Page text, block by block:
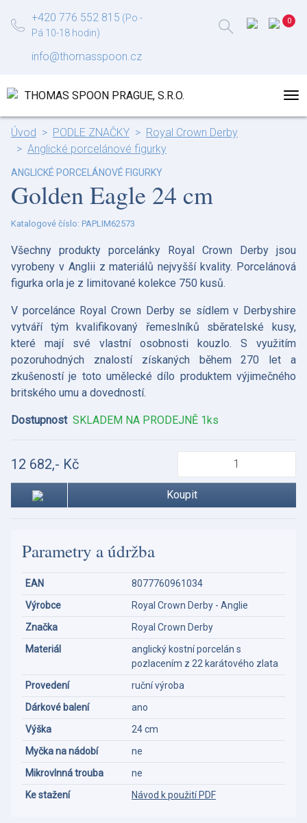
+420 776 552 815 (Po -
Pá 10-18 hodin)
info@thomasspoon.cz
Úvod PODLE ZNAČKY
Royal Crown Derby
Anglické porcelánové figurky
ANGLICKÉ PORCELÁNOVÉ FIGURKY
Golden Eagle 24 cm
Katalogové číslo: PAPLIM62573
Všechny produkty porcelánky Royal Crown Derby jsou
vyrobeny v Anglii z materiálů nejvyšší kvality. Porcelánová
figurka orla je z limitované kolekce 750 kusů.
V porcelánce Royal Crown Derby se sídlem v Derbyshire
vytváří tým kvalifikovaný řemeslníků sběratelské kusy,
které mají své vlastní osobnosti kouzlo. S využitím
pozoruhodných znalostí získaných během 270 let a
zkušeností je toto umělecké dílo produktem výjimečného
britského umu a dovedností.
Dostupnost SKLADEM NA PRODEJNĚ 1ks
12 682,- Kč
Koupit
Parametry a údržba
EAN
8077760961034
Výrobce
Royal Crown Derby - Anglie
Značka
Royal Crown Derby
Materiál
anglický kostní porcelán s
pozlacením z 22 karátového zlata
Provedení
ruční výroba
Dárkové balení
ano
Výška
24 cm
Myčka na nádobí
ne
Mikrovlnná trouba
ne
Ke stažení
Návod k použití PDF